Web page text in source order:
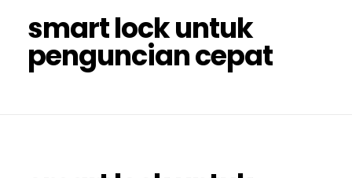
smart lock untuk
penguncian cepat